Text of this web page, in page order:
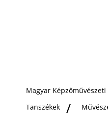
Magyar Képzőművészeti
Tanszékek